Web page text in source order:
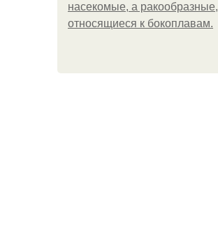
насекомые, а ракообразные,
относящиеся к бокоплавам.